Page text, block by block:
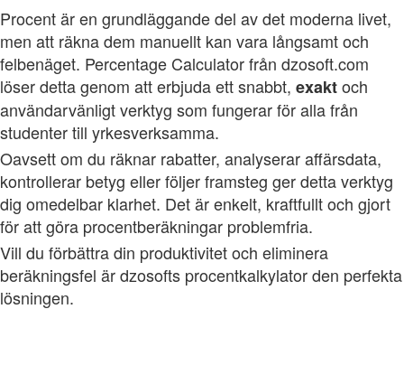
Procent är en grundläggande del av det moderna livet,
men att räkna dem manuellt kan vara långsamt och
felbenäget. Percentage Calculator från dzosoft.com
löser detta genom att erbjuda ett snabbt, exaktoch
användarvänligt verktyg som fungerar för alla från
studenter till yrkesverksamma.
Oavsett om du räknar rabatter, analyserar affärsdata,
kontrollerar betyg eller följer framsteg ger detta verktyg
dig omedelbar klarhet. Det är enkelt, kraftfullt och gjort
för att göra procentberäkningar problemfria.
Vill du förbättra din produktivitet och eliminera
beräkningsfel är dzosofts procentkalkylator den perfekta
lösningen.